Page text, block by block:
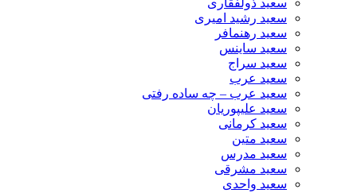
سعید ذولفقاری
سعید رشید امیری
سعید رهنمافر
سعید ساینس
سعید سراج
سعید عرب
سعید عرب – چه ساده رفتی
سعید علیپوریان
سعید کرمانی
سعید متین
سعید مدرس
سعید مشرقی
سعید واحدی